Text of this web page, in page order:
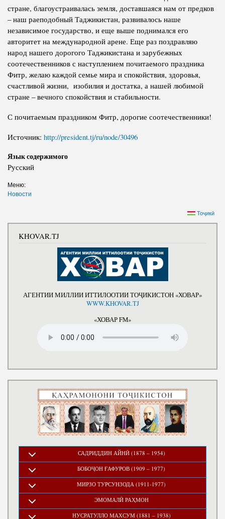
стране, благоустраивалась земля, доставшаяся нам от предков
– наш раеподобный Таджикистан, развивалось наше
независимое государство, и еще выше поднимался его
авторитет на международной арене. Еще раз поздравляю
народ нашего дорогого Таджикистана и зарубежных
соотечественников с наступлением почитаемого праздника
Фитр, желаю каждой семье мира и спокойствия, здоровья,
счастливой жизни, изобилия и достатка, а нашей любимой
стране – вечного спокойствия и стабильности.
С почитаемым праздником Фитр, дорогие соотечественники!
Источник: http://president.tj/ru/node/30496
Язык содержимого
Русский
Меню:
Новости
Тоҷикӣ
KHOVAR.TJ
АГЕНТИИ МИЛЛИИ ИТТИЛООТИИ ТОҶИКИСТОН «ХОВАР»
WWW.KHOVAR.TJ
«ХОВАР FM»
САДРИДДИН АЙНӢ (1878 – 1954)
БОБОҶОН ҒАФУРОВ (1909 – 1977)
МИРЗО ТУРСУНЗОДА (1911-1977)
ЭМОМАЛӢ РАҲМОН
НУСРАТУЛЛО МАХСУМ (1881 – 1938)